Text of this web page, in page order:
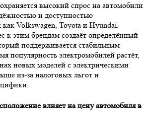
высокий спрос на автомобили
и доступностью
Volkswagen, Toyota и Hyundai.
этим брендам создаёт определённый
поддерживается стабильным
популярность электромобилей растёт,
новых моделей с электрическими
из-за налоговых льгот и
влияет на цену автомобиля в